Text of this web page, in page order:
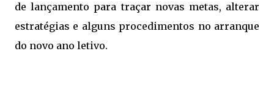
de lançamento para traçar novas metas, alterar
estratégias e alguns procedimentos no arranque
do novo ano letivo.